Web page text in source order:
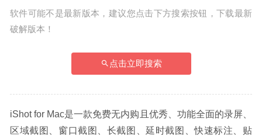
软件可能不是最新版本，建议您点击下方搜索按钮，下载最新
破解版本！
点击立即搜索
iShot for Mac是一款免费无内购且优秀、功能全面的录屏、
区域截图、窗口截图、长截图、延时截图、快速标注、贴